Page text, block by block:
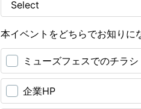
本イベントをどちらでお知りに
ミューズフェスでのチラシ
企業HP